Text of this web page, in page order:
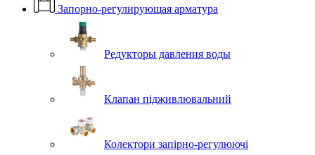
Запорно-регулирующая арматура
Редукторы давления воды
Клапан підживлювальний
Колектори запірно-регулюючі